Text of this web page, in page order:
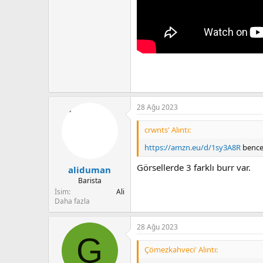
aliduman
Barista
İsim
Ali
Daha fazla
28 Ağu 2023
crwnts' Alıntı:
https://amzn.eu/d/1sy3A8R
Görsellerde 3 farklı burr var.
G
28 Ağu 2023
Çömezkahveci' Alıntı: